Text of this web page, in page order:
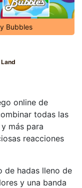
Bubbles
online de
todas las
más para
reacciones
de hadas lleno de
y una banda